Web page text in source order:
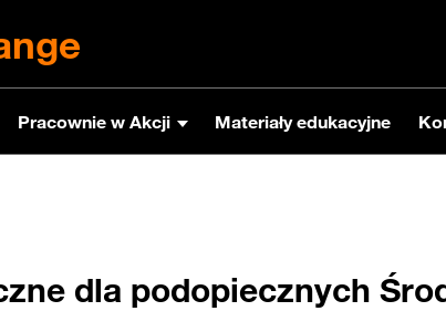
Pracownie w Akcji Materiały edukacyjne
dla podopiecznych